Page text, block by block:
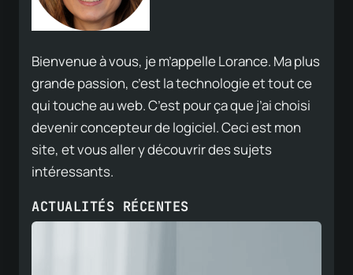
Bienvenue à vous, je m’appelle Lorance. Ma plus
grande passion, c’est la technologie et tout ce
qui touche au web. C’est pour ça que j’ai choisi
devenir concepteur de logiciel. Ceci est mon
site, et vous aller y découvrir des sujets
intéressants.
ACTUALITÉS RÉCENTES